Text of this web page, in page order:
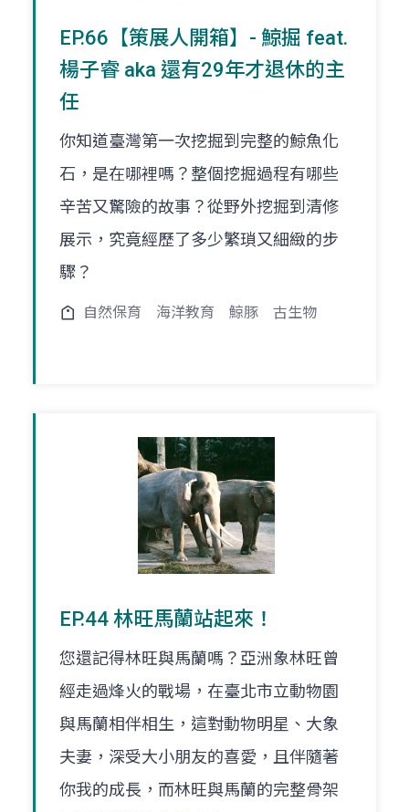
EP.66【策展人開箱】- 鯨掘 feat.
楊子睿 aka 還有29年才退休的主
任
你知道臺灣第一次挖掘到完整的鯨魚化
石，是在哪裡嗎？整個挖掘過程有哪些
辛苦又驚險的故事？從野外挖掘到清修
展示，究竟經歷了多少繁瑣又細緻的步
驟？
自然保育 海洋教育 鯨豚 古生物
EP.44 林旺馬蘭站起來！
您還記得林旺與馬蘭嗎？亞洲象林旺曾
經走過烽火的戰場，在臺北市立動物園
與馬蘭相伴相生，這對動物明星、大象
夫妻，深受大小朋友的喜愛，且伴隨著
你我的成長，而林旺與馬蘭的完整骨架